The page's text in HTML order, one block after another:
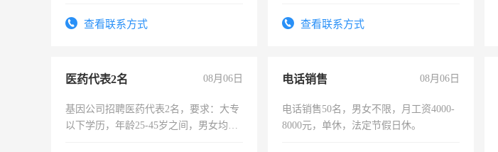
查看联系方式 查看联系方式
医药代表2名 08月06日
基因公司招聘医药代表2名，要求：大专
以下学历，年龄25-45岁之间，男女均
电话销售 08月06日
电话销售50名，男女不限，月工资4000-
8000元，单休，法定节假日休。